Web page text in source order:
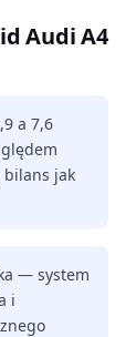
Audi A4
a 7,6
bilans jak
— system
i